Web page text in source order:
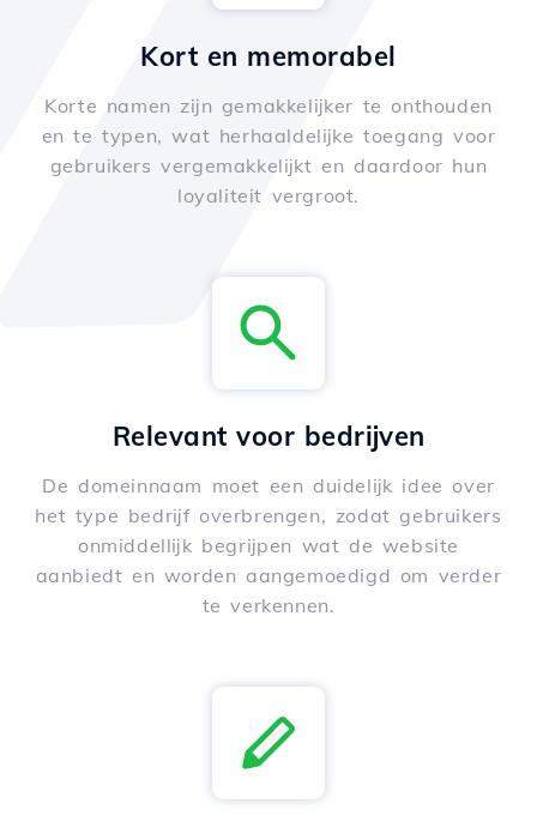
Kort en memorabel
Korte namen zijn gemakkelijker te onthouden
en te typen, wat herhaaldelijke toegang voor
gebruikers vergemakkelijkt en daardoor hun
loyaliteit vergroot.
Relevant voor bedrijven
De domeinnaam moet een duidelijk idee over
het type bedrijf overbrengen, zodat gebruikers
onmiddellijk begrijpen wat de website
aanbiedt en worden aangemoedigd om verder
te verkennen.